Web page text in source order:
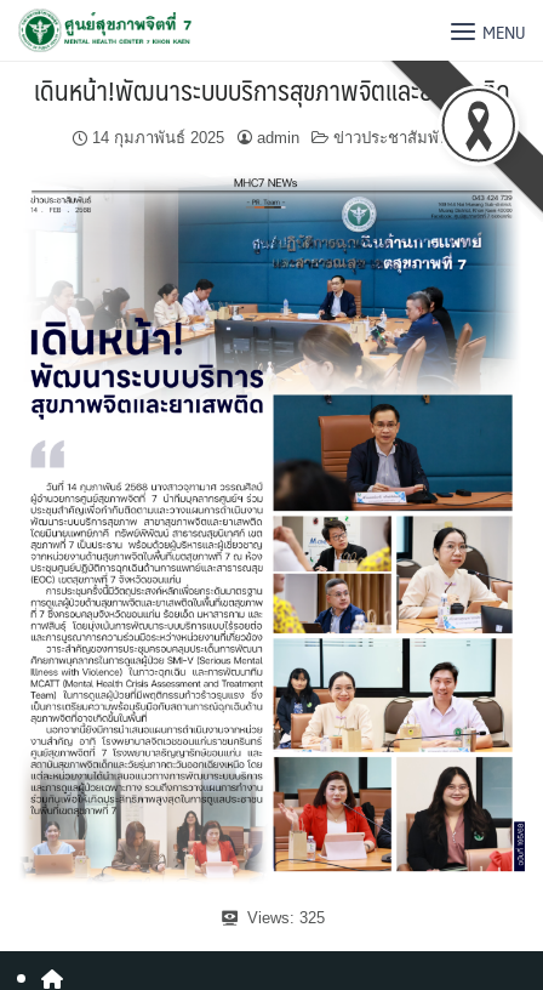
MENU
เดินหน้า!พัฒนาระบบบริการสุขภาพจิตและยาเสพติด
14 กุมภาพันธ์ 2025 admin ข่าวประชาสัมพันธ์
Views: 325